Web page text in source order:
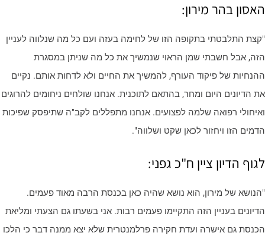
בהר מירון:
התלבטתי בתקופה הזו של לחימה בעזה ועם כל מה שנלווה לעניין
אבל חשבתי שמן הראוי שנמשיך את כל מה שניתן במסגרת
של פיקוד העורף, להמשיך את החיים ולא לדחות אותם. נקיים
הדיונים היום ומחר, בהתאם לתוכנית. אנחנו שולחים ניחומים להרוגים
רפואה שלמה לפצועים. אנחנו מתפללים לקב"ה שתיפסק שפיכות
הזו ויחזור לכאן שקט ושלווה".
הדיון ציין ח"כ גפני:
של מירון, הוא נושא שהיה כאן בכנסת הרבה מאוד פעמים.
בעניין הזה התקיימו פעמים רבות. אני בשעתו גם הצעתי ומליאת
גם אישרה ועדת חקירה פרלמנטרית שלא יצא ממנה דבר כי הלכו